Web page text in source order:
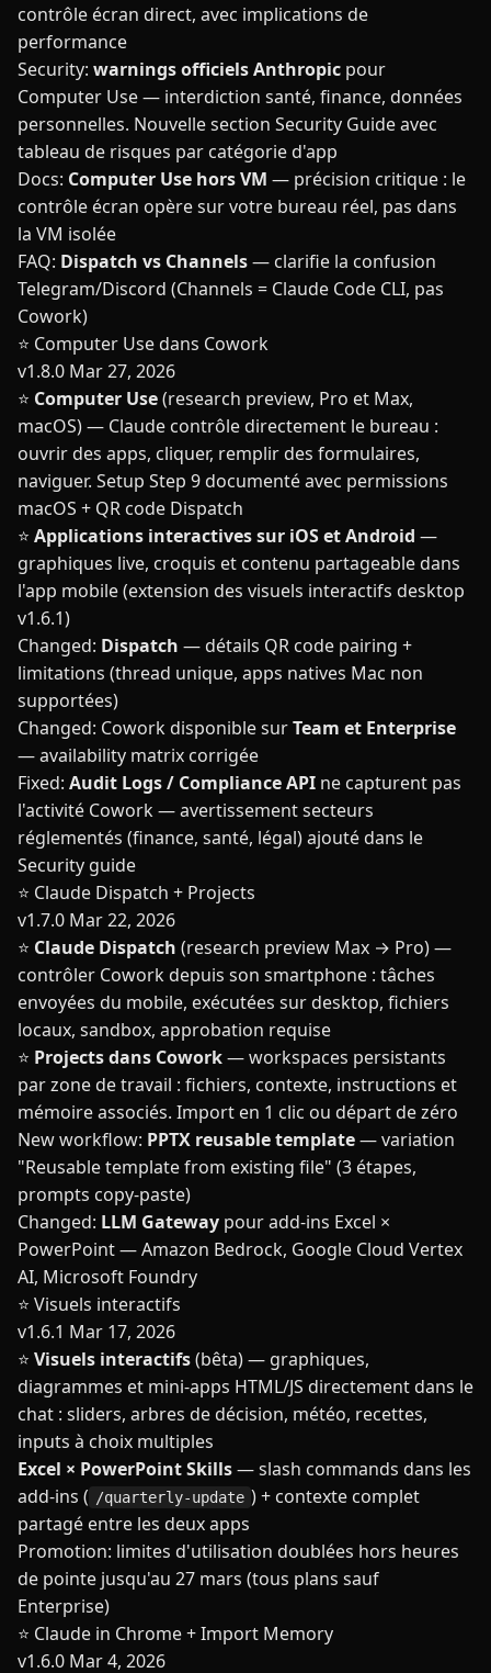
contrôle écran direct, avec implications de
performance
Security: warnings officiels Anthropic pour
Computer Use — interdiction santé, finance, données
personnelles. Nouvelle section Security Guide avec
tableau de risques par catégorie d'app
Docs: Computer Use hors VM — précision critique : le
contrôle écran opère sur votre bureau réel, pas dans
la VM isolée
FAQ: Dispatch vs Channels— clarifie la confusion
Telegram/Discord (Channels = Claude Code CLI, pas
Cowork)
⭐ Computer Use dans Cowork
v1.8.0 Mar 27, 2026
⭐ Computer Use(research preview, Pro et Max,
macOS) — Claude contrôle directement le bureau :
ouvrir des apps, cliquer, remplir des formulaires,
naviguer. Setup Step 9 documenté avec permissions
macOS + QR code Dispatch
⭐ Applications interactives sur iOS et Android —
graphiques live, croquis et contenu partageable dans
l'app mobile (extension des visuels interactifs desktop
v1.6.1)
Changed: Dispatch — détails QR code pairing +
limitations (thread unique, apps natives Mac non
supportées)
Changed: Cowork disponible surTeam et Enterprise
— availability matrix corrigée
Fixed: Audit Logs / Compliance API ne capturent pas
l'activité Cowork — avertissement secteurs
réglementés (finance, santé, légal) ajouté dans le
Security guide
⭐ Claude Dispatch + Projects
v1.7.0 Mar 22, 2026
⭐ Claude Dispatch (research preview Max → Pro) —
contrôler Cowork depuis son smartphone : tâches
envoyées du mobile, exécutées sur desktop, fichiers
locaux, sandbox, approbation requise
⭐ Projects dans Cowork— workspaces persistants
par zone de travail : fichiers, contexte, instructions et
mémoire associés. Import en 1 clic ou départ de zéro
New workflow: PPTX reusable template— variation
"Reusable template from existing file" (3 étapes,
prompts copy-paste)
Changed: LLM Gateway pour add-ins Excel ×
PowerPoint — Amazon Bedrock, Google Cloud Vertex
AI, Microsoft Foundry
⭐ Visuels interactifs
v1.6.1 Mar 17, 2026
⭐ Visuels interactifs(bêta) — graphiques,
diagrammes et mini-apps HTML/JS directement dans le
chat : sliders, arbres de décision, météo, recettes,
inputs à choix multiples
Excel × PowerPoint Skills— slash commands dans les
add-ins ( /quarterly-update ) + contexte complet
partagé entre les deux apps
Promotion: limites d'utilisation doublées hors heures
de pointe jusqu'au 27 mars (tous plans sauf
Enterprise)
⭐ Claude in Chrome + Import Memory
v1.6.0 Mar 4, 2026